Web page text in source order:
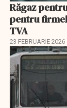
Răgaz
pentru
TVA
23 FEBRUARIE 2026
EXCLUSIV